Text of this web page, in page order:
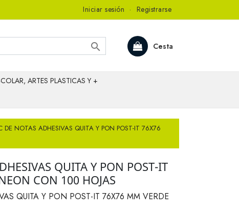
Iniciar sesión · Registrarse
Cesta

ARTES PLASTICAS Y +
DE NOTAS ADHESIVAS QUITA Y PON POST-IT 76X76
QUITA Y PON POST-IT
CON 100 HOJAS
QUITA Y PON POST-IT 76X76 MM VERDE